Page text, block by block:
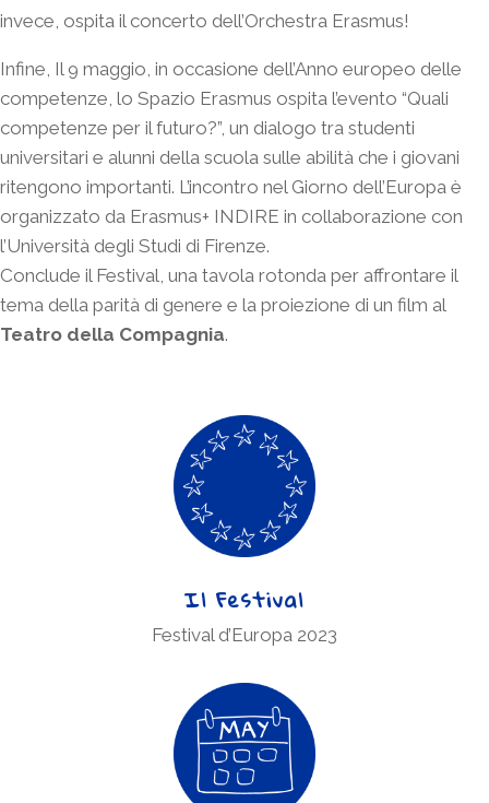
invece, ospita il concerto dell’Orchestra Erasmus!
Infine, Il 9 maggio, in occasione dell’Anno europeo delle
competenze, lo Spazio Erasmus ospita l’evento “Quali
competenze per il futuro?”, un dialogo tra studenti
universitari e alunni della scuola sulle abilità che i giovani
ritengono importanti. L’incontro nel Giorno dell’Europa è
organizzato da Erasmus+ INDIRE in collaborazione con
l’Università degli Studi di Firenze.
Conclude il Festival, una tavola rotonda per affrontare il
tema della parità di genere e la proiezione di un film al
Teatro della Compagnia.
Il Festival
Festival d’Europa 2023